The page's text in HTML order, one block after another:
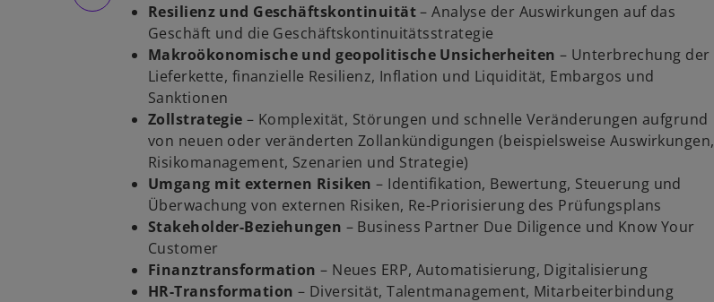
Resilienz und Geschäftskontinuität– Analyse der Auswirkungen auf das
Geschäft und die Geschäftskontinuitätsstrategie
Makroökonomische und geopolitische Unsicherheiten – Unterbrechung der
Lieferkette, finanzielle Resilienz, Inflation und Liquidität, Embargos und
Sanktionen
Zollstrategie– Komplexität, Störungen und schnelle Veränderungen aufgrund
von neuen oder veränderten Zollankündigungen (beispielsweise Auswirkungen,
Risikomanagement, Szenarien und Strategie)
Umgang mit externen Risiken– Identifikation, Bewertung, Steuerung und
Überwachung von externen Risiken, Re-Priorisierung des Prüfungsplans
Stakeholder-Beziehungen – Business Partner Due Diligence und Know Your
Customer
Finanztransformation– Neues ERP, Automatisierung, Digitalisierung
HR-Transformation – Diversität, Talentmanagement, Mitarbeiterbindung